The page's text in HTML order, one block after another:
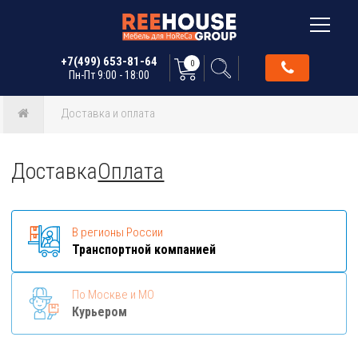
+7(499) 653-81-64
Пн-Пт 9:00 - 18:00
0
Доставка и оплата
ДоставкаОплата
В регионы России
Транспортной компанией
По Москве и МО
Курьером